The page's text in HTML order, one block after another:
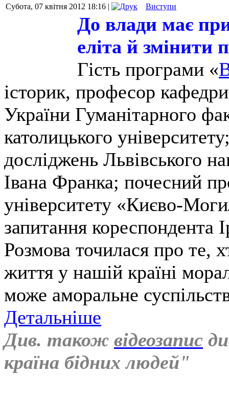
Субота, 07 квітня 2012 18:16 | Виступи
До влади має
еліта й змінити
Гість програми «
історик, професор кафедри
України Гуманітарного
католицького
досліджень Львівського
Івана Франка; почесний
університету «Києво-
запитання кореспондента
Розмова точилася про те,
життя у нашій країні
може аморальне
Детальніше
Див. також відеозапис
країна бідних людей"